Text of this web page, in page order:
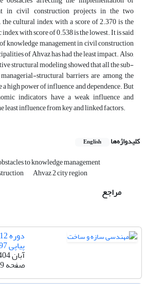
in civil construction projects in the two
cultural index with a score of 2.370 is the
index with score of 0.538 is the lowest. It is said
knowledge management in civil construction
of Ahvaz has had the least impact. Also,
structural modeling showed that all the sub-
structural barriers are among the
high power of influence and dependence. But
indicators have a weak influence and
least influence from key and linked factors.
کلیدواژه‌ها English
to knowledge management
Ahvaz 2 city region
مراجع
پیاپی 97
آبان 1404
صفحه